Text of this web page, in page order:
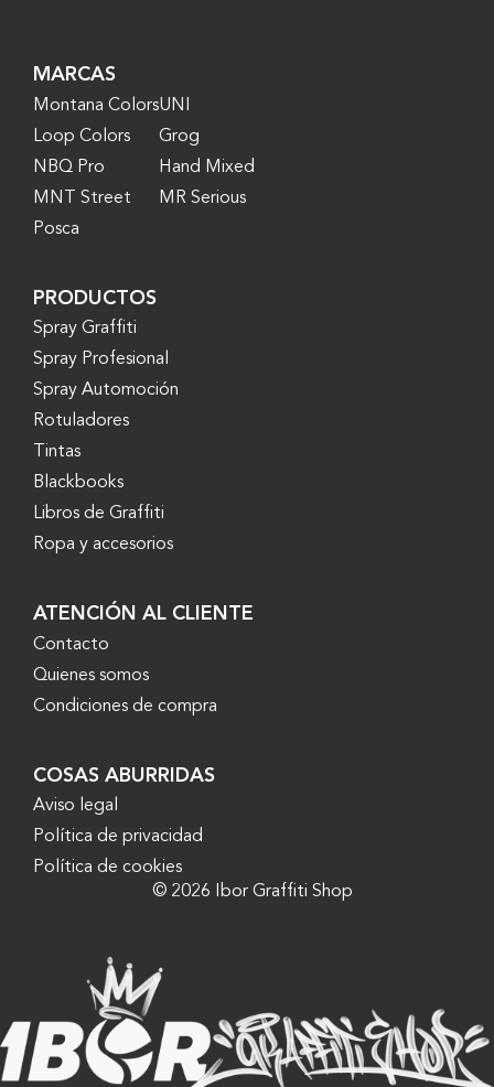
MARCAS
Montana Colors
Loop Colors
NBQ Pro
MNT Street
Posca
UNI
Grog
Hand Mixed
MR Serious
PRODUCTOS
Spray Graffiti
Spray Profesional
Spray Automoción
Rotuladores
Tintas
Blackbooks
Libros de Graffiti
Ropa y accesorios
ATENCIÓN AL CLIENTE
Contacto
Quienes somos
Condiciones de compra
COSAS ABURRIDAS
Aviso legal
Política de privacidad
Política de cookies
© 2026 Ibor Graffiti Shop